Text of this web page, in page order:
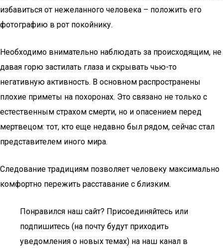
избавиться от нежеланного человека – положить его
фотографию в рот покойнику.
Необходимо внимательно наблюдать за происходящим, не
давая горю застилать глаза и скрывать чью-то
негативную активность. В основном распространены
плохие приметы на похоронах. Это связано не только с
естественным страхом смерти, но и опасением перед
мертвецом: тот, кто еще недавно был рядом, сейчас стал
представителем иного мира.
Следование традициям позволяет человеку максимально
комфортно пережить расставание с близким.
Понравился наш сайт? Присоединяйтесь или
подпишитесь (на почту будут приходить
уведомления о новых темах) на наш канал в